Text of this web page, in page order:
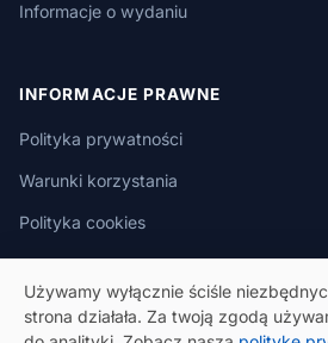
Informacje o wydaniu
INFORMACJE PRAWNE
Polityka prywatności
Warunki korzystania
Polityka cookies
Używamy wyłącznie ściśle
strona działała. Za twoją zgodą